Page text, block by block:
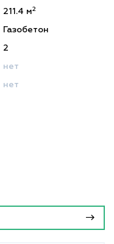
211.4 м2
Газобетон
2
нет
нет